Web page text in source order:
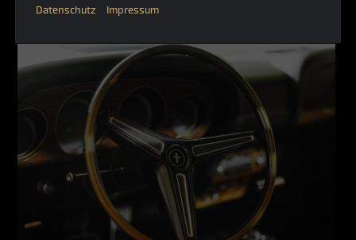
Datenschutz Impressum